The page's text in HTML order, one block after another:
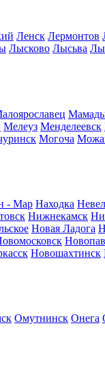
Ленск Лермонтов
Лысково Лысьва
Мелеуз Менделеевск
Могоча
- Мар Находка
Нижнекамск
Новая Ладога
Новошахтинск
Омутнинск Онега